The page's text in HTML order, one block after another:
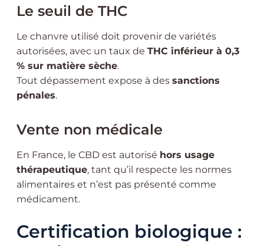
Le seuil de THC
Le chanvre utilisé doit provenir de variétés
autorisées, avec un taux de THC inférieur à 0,3
% sur matière sèche.
Tout dépassement expose à des sanctions
pénales.
Vente non médicale
En France, le CBD est autorisé hors usage
thérapeutique, tant qu’il respecte les normes
alimentaires et n’est pas présenté comme
médicament.
Certification biologique :